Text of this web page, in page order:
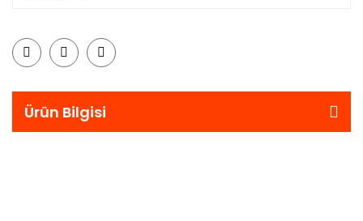
Ürün Bilgisi